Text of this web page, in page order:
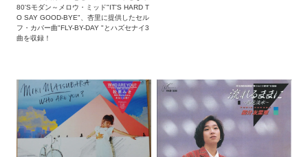
80'Sモダン～メロウ・ミッド"IT'S HARD T
O SAY GOOD-BYE"、杏里に提供したセル
フ・カバー曲"FLY-BY-DAY "とハズセナイ3
曲を収録！